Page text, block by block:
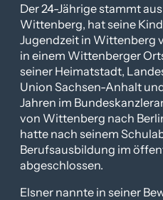
Der 24-Jährige stammt
Wittenberg, hat seine
Jugendzeit in Wittenberg
in einem Wittenberger
seiner Heimatstadt,
Union Sachsen-Anhalt
Jahren im
von Wittenberg nach
hatte nach seinem
Berufsausbildung im
abgeschlossen.
Elsner nannte in seiner